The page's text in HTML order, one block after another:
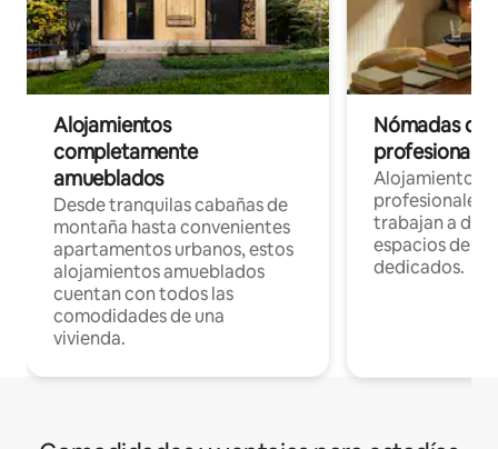
Alojamientos
completamente
amueblados
Desde tranquilas cabañas de
montaña hasta convenientes
apartamentos urbanos, estos
alojamientos amueblados
cuentan con todos las
comodidades de una
vivienda.
Nómadas
Alojamientos
profesionales
trabajan a
espacios de
dedicados.